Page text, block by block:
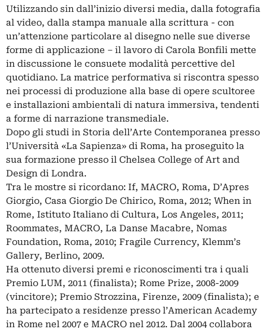
Utilizzando sin dall’inizio diversi media, dalla fotografia
al video, dalla stampa manuale alla scrittura - con
un’attenzione particolare al disegno nelle sue diverse
forme di applicazione – il lavoro di Carola Bonfili mette
in discussione le consuete modalità percettive del
quotidiano. La matrice performativa si riscontra spesso
nei processi di produzione alla base di opere scultoree
e installazioni ambientali di natura immersiva, tendenti
a forme di narrazione transmediale.
Dopo gli studi in Storia dell’Arte Contemporanea presso
l’Università «La Sapienza» di Roma, ha proseguito la
sua formazione presso il Chelsea College of Art and
Design di Londra.
Tra le mostre si ricordano: If, MACRO, Roma, D’Apres
Giorgio, Casa Giorgio De Chirico, Roma, 2012; When in
Rome, Istituto Italiano di Cultura, Los Angeles, 2011;
Roommates, MACRO, La Danse Macabre, Nomas
Foundation, Roma, 2010; Fragile Currency, Klemm’s
Gallery, Berlino, 2009.
Ha ottenuto diversi premi e riconoscimenti tra i quali
Premio LUM, 2011 (finalista); Rome Prize, 2008-2009
(vincitore); Premio Strozzina, Firenze, 2009 (finalista); e
ha partecipato a residenze presso l’American Academy
in Rome nel 2007 e MACRO nel 2012. Dal 2004 collabora